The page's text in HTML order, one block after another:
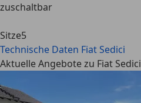
zuschaltbar
Sitze5
Technische Daten Fiat Sedici
Aktuelle Angebote zu Fiat Sedici